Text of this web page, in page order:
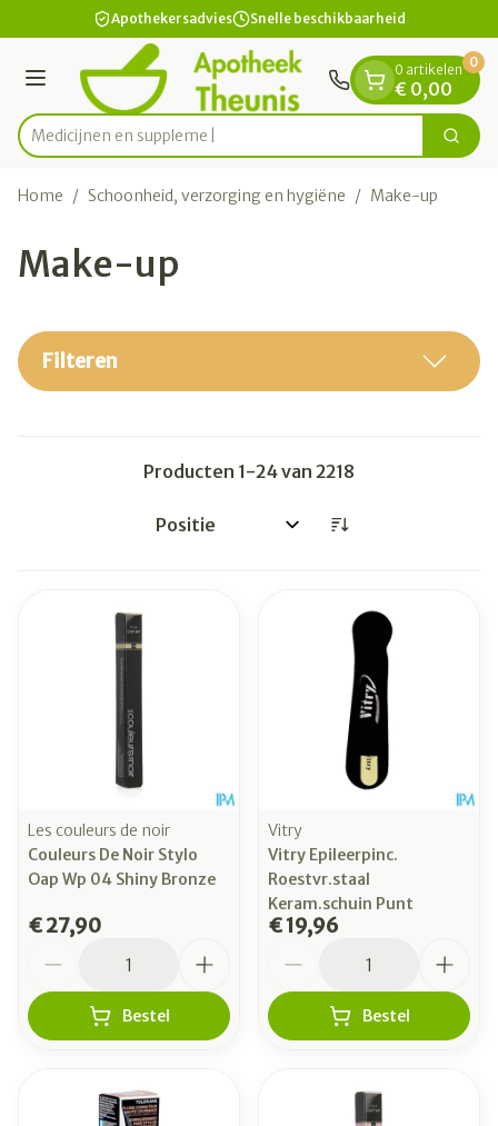
Ga naar de inhoudApothekersadvies Snelle beschikbaarheid
Menu
Product, merk, categorie...
Medi Zoek
0 artikelen
€ 0,00
0
Home / Schoonheid, verzorging en hygiëne / Make-up
Make-up
Filteren
Producten 1-24van 2218
Sorteer op:
Les couleurs de noir
Couleurs De Noir Stylo
Oap Wp 04 Shiny Bronze
€ 27,90
Bestel
Vitry
Vitry Epileerpinc.
Roestvr.staal
Keram.schuin Punt
€ 19,96
Bestel